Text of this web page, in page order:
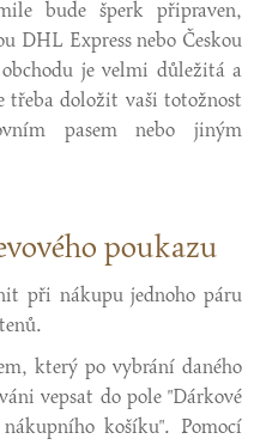
bude šperk připraven,
DHL Express nebo Českou
obchodu je velmi důležitá a
třeba doložit vaši totožnost
pasem nebo jiným
poukazu
při nákupu jednoho páru
který po vybrání daného
vepsat do pole "Dárkové
košíku". Pomocí